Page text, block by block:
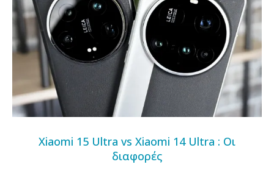
Xiaomi 15 Ultra vs Xiaomi 14 Ultra : Οι
διαφορές